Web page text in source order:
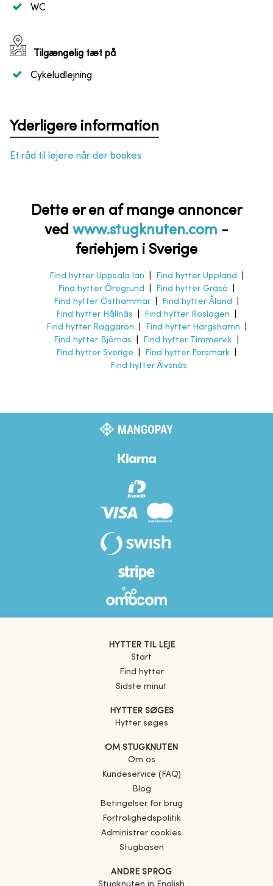
WC
Tilgængelig tæt på
Cykeludlejning
Yderligere information
Et råd til lejere når der bookes
Dette er en af mange annoncer
ved www.stugknuten.com -
feriehjem i Sverige
Find hytter Uppsala län Find hytter Uppland
Find hytter Öregrund
Find hytter Gräsö
Find hytter Östhammar
Find hytter Åland
Find hytter Hållnäs
Find hytter Roslagen
Find hytter Raggarön
Find hytter Hargshamn
Find hytter Björnäs
Find hytter Timmervik
Find hytter Sverige
Find hytter Forsmark
Find hytter Älvsnäs
HYTTER TIL LEJE
Start
Find hytter
Sidste minut
HYTTER SØGES
Hytter søges
OM STUGKNUTEN
Om os
Kundeservice (FAQ)
Blog
Betingelser for brug
Fortrolighedspolitik
Administrer cookies
Stugbasen
ANDRE SPROG
Stugknuten in English